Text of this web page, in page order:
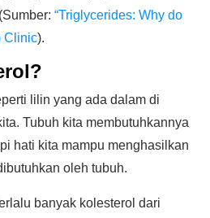
“Triglycerides: Why do
Clinic).
lilin yang ada dalam di
Tubuh kita membutuhkannya
hati kita mampu menghasilkan
oleh tubuh.
banyak kolesterol dari